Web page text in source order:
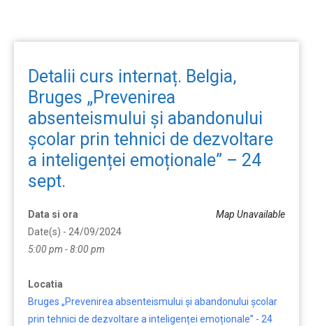
Detalii curs internaț. Belgia,
Bruges „Prevenirea
absenteismului și abandonului
școlar prin tehnici de dezvoltare
a inteligenței emoționale” – 24
sept.
Map Unavailable
Data si ora
Date(s) - 24/09/2024
5:00 pm - 8:00 pm
Locatia
Bruges „Prevenirea absenteismului și abandonului școlar
prin tehnici de dezvoltare a inteligenței emoționale” - 24